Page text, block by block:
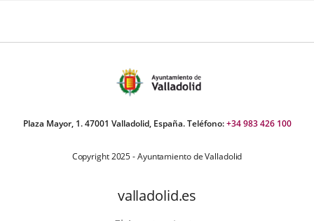
Plaza Mayor, 1. 47001 Valladolid, España. Teléfono:+34 983 426 100
Copyright 2025 - Ayuntamiento de Valladolid
valladolid.es